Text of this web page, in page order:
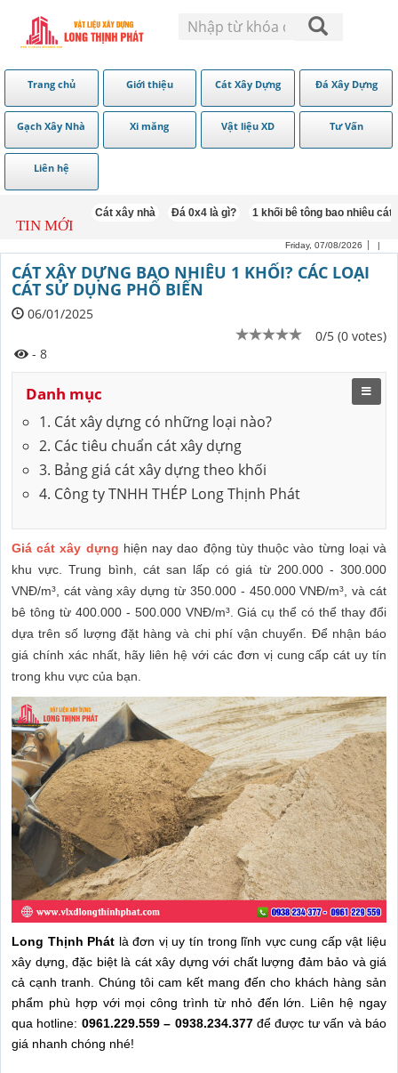
Trang chủ Giới thiệu Cát Xây Dựng Đá Xây Dựng
Gạch Xây Nhà Xi măng Vật liệu XD Tư Vấn
Liên hệ
TIN MỚI
Cát xây nhà Đá 0x4 là gì? 1 khối bê tông bao nhiêu cát đá
Friday, 07/08/2026 |
CÁT XÂY DỰNG BAO NHIÊU 1 KHỐI? CÁC LOẠI
CÁT SỬ DỤNG PHỔ BIẾN
06/01/2025
0/5 (0 votes)
- 8
Danh mục
1. Cát xây dựng có những loại nào?
2. Các tiêu chuẩn cát xây dựng
3. Bảng giá cát xây dựng theo khối
4. Công ty TNHH THÉP Long Thịnh Phát
Giá cát xây dựng hiện nay dao động tùy thuộc vào từng loại và
khu vực. Trung bình, cát san lấp có giá từ 200.000 - 300.000
VNĐ/m³, cát vàng xây dựng từ 350.000 - 450.000 VNĐ/m³, và cát
bê tông từ 400.000 - 500.000 VNĐ/m³. Giá cụ thể có thể thay đổi
dựa trên số lượng đặt hàng và chi phí vận chuyển. Để nhận báo
giá chính xác nhất, hãy liên hệ với các đơn vị cung cấp cát uy tín
trong khu vực của bạn.
Long Thịnh Phát là đơn vị uy tín trong lĩnh vực cung cấp vật liệu
xây dựng, đặc biệt là cát xây dựng với chất lượng đảm bảo và giá
cả cạnh tranh. Chúng tôi cam kết mang đến cho khách hàng sản
phẩm phù hợp với mọi công trình từ nhỏ đến lớn. Liên hệ ngay
qua hotline: 0961.229.559 – 0938.234.377để được tư vấn và báo
giá nhanh chóng nhé!